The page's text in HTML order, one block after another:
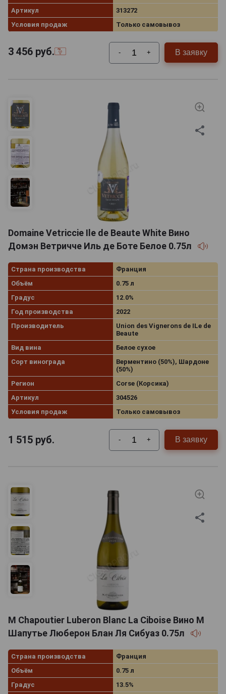
Артикул
313272
Условия продаж
Только самовывоз
3 456 руб. - + В заявку
Domaine Vetriccie Ile de Beaute White Вино
Домэн Ветричче Иль де Боте Белое 0.75л
Страна производства
Франция
Объём
0.75 л
Градус
12.0%
Год производства
2022
Производитель
Union des Vignerons de ILe de
Beaute
Вид вина
Белое сухое
Сорт винограда
Верментино (50%), Шардоне
(50%)
Регион
Corse (Корсика)
Артикул
304526
Условия продаж
Только самовывоз
1 515 руб. - + В заявку
M Chapoutier Luberon Blanc La Ciboise Вино М
Шапутье Люберон Блан Ля Сибуаз 0.75л
Страна производства
Франция
Объём
0.75 л
Градус
13.5%